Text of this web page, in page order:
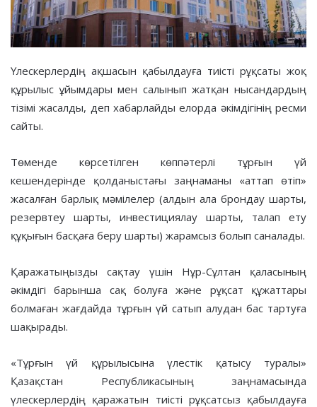
Үлескерлердің ақшасын қабылдауға тиісті рұқсаты жоқ
құрылыс ұйымдары мен салынып жатқан нысандардың
тізімі жасалды, деп хабарлайды елорда әкімдігінің ресми
сайты.
Төменде көрсетілген көппәтерлі тұрғын үй
кешендерінде қолданыстағы заңнаманы «аттап өтіп»
жасалған барлық мәмілелер (алдын ала брондау шарты,
резервтеу шарты, инвестициялау шарты, талап ету
құқығын басқаға беру шарты) жарамсыз болып саналады.
Қаражатыңызды сақтау үшін Нұр-Сұлтан қаласының
әкімдігі барынша сақ болуға және рұқсат құжаттары
болмаған жағдайда тұрғын үй сатып алудан бас тартуға
шақырады.
«Тұрғын үй құрылысына үлестiк қатысу туралы»
Қазақстан Республикасының заңнамасында
үлескерлердің қаражатын тиісті рұқсатсыз қабылдауға